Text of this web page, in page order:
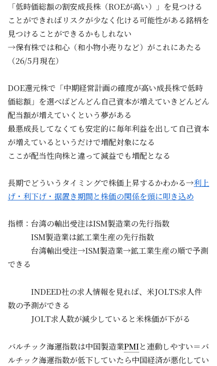
「低時価総額の割安成長株（ROEが高い）」を見つける
ことができればリスクが少なく化ける可能性がある銘柄を
見つけることができるかもしれない
→保有株では和心（和小物小売りなど）がこれにあたる
（26/5月現在）
DOE還元株で「中期経営計画の確度が高い成長株で低時
価総額」を選べばどんどん自己資本が増えていきどんどん
配当額が増えていくという夢がある
最悪成長してなくても安定的に毎年利益を出して自己資本
が増えているというだけで増配対象になる
ここが配当性向株と違って減益でも増配となる
長期でどういうタイミングで株価上昇するかわかる→利上
げ・利下げ・据置き期間と株価の関係を頭に叩き込め
指標：台湾の輸出受注はISM製造業の先行指数
ISM製造業は鉱工業生産の先行指数
台湾輸出受注→ISM製造業→鉱工業生産の順で予測
できる
INDEED社の求人情報を見れば、米JOLTS求人件
数の予測ができる
JOLT求人数が減少していると米株価が下がる
バルチック海運指数は中国製造業PMIと連動しやすい＝バ
ルチック海運指数が低下していたら中国経済が悪化してい